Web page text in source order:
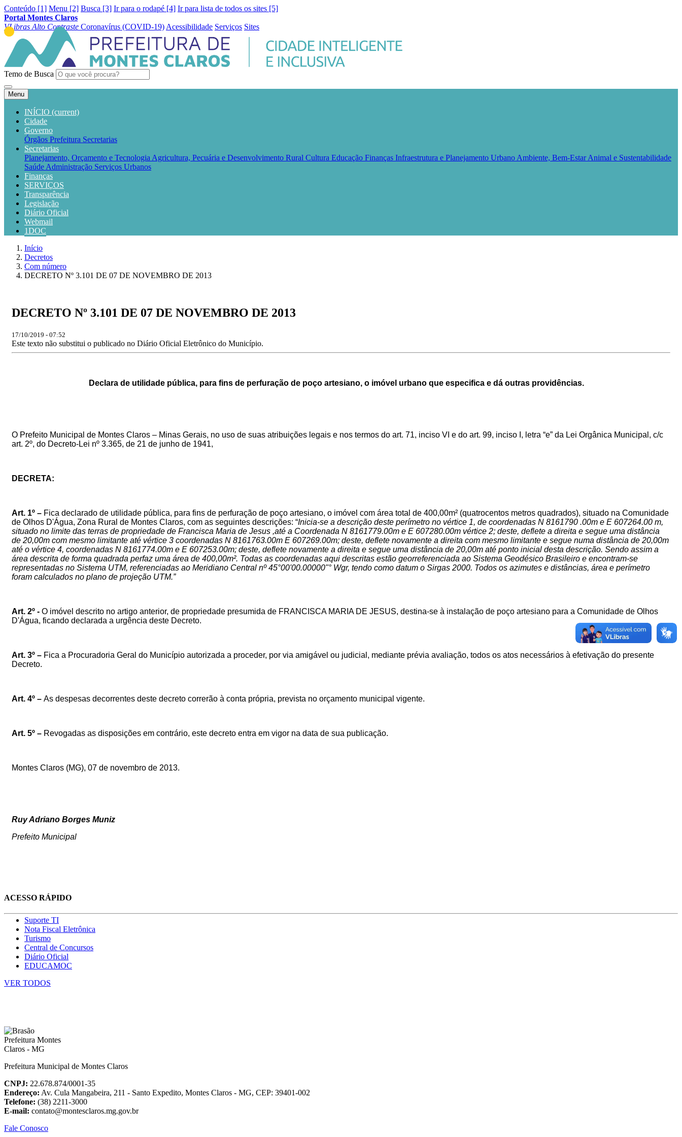
Conteúdo [1] Menu [2] Busca [3] Ir para o rodapé [4] Ir para lista de todos os sites [5]
Portal Montes Claros
VLibras Alto Contraste Coronavírus (COVID-19) Acessibilidade Serviços Sites
Temo de Busca
Menu
INÍCIO (current)
Cidade
Governo
Órgãos Prefeitura Secretarias
Secretarias
Planejamento, Orçamento e Tecnologia Agricultura, Pecuária e Desenvolvimento Rural Cultura Educação Finanças Infraestrutura e Planejamento Urbano Ambiente, Bem-Estar Animal e Sustentabilidade
Saúde Administração Serviços Urbanos
Finanças
SERVIÇOS
Transparência
Legislação
Diário Oficial
Webmail
1DOC
Início
Decretos
Com número
DECRETO Nº 3.101 DE 07 DE NOVEMBRO DE 2013
DECRETO Nº 3.101 DE 07 DE NOVEMBRO DE 2013
17/10/2019 - 07:52
Este texto não substitui o publicado no Diário Oficial Eletrônico do Município.
Declara de utilidade pública, para fins de perfuração de poço artesiano, o imóvel urbano que especifica e dá outras providências.
O Prefeito Municipal de Montes Claros – Minas Gerais, no uso de suas atribuições legais e nos termos do art. 71, inciso VI e do art. 99, inciso I, letra “e” da Lei Orgânica Municipal, c/c
art. 2º, do Decreto-Lei nº 3.365, de 21 de junho de 1941,
DECRETA:
Art. 1º – Fica declarado de utilidade pública, para fins de perfuração de poço artesiano, o imóvel com área total de 400,00m² (quatrocentos metros quadrados), situado na Comunidade
de Olhos D'Água, Zona Rural de Montes Claros, com as seguintes descrições: “Inicia-se a descrição deste perímetro no vértice 1, de coordenadas N 8161790 .00m e E 607264.00 m,
situado no limite das terras de propriedade de Francisca Maria de Jesus ,até a Coordenada N 8161779.00m e E 607280.00m vértice 2; deste, deflete a direita e segue uma distância
de 20,00m com mesmo limitante até vértice 3 coordenadas N 8161763.00m E 607269.00m; deste, deflete novamente a direita com mesmo limitante e segue numa distância de 20,00m
até o vértice 4, coordenadas N 8161774.00m e E 607253.00m; deste, deflete novamente a direita e segue uma distância de 20,00m até ponto inicial desta descrição. Sendo assim a
área descrita de forma quadrada perfaz uma área de 400,00m². Todas as coordenadas aqui descritas estão georreferenciada ao Sistema Geodésico Brasileiro e encontram-se
representadas no Sistema UTM, referenciadas ao Meridiano Central nº 45°00'00.00000"° Wgr, tendo como datum o Sirgas 2000. Todos os azimutes e distâncias, área e perímetro
foram calculados no plano de projeção UTM.”
Art. 2º - O imóvel descrito no artigo anterior, de propriedade presumida de FRANCISCA MARIA DE JESUS, destina-se à instalação de poço artesiano para a Comunidade de Olhos
D'Água, ficando declarada a urgência deste Decreto.
Art. 3º – Fica a Procuradoria Geral do Município autorizada a proceder, por via amigável ou judicial, mediante prévia avaliação, todos os atos necessários à efetivação do presente
Decreto.
Art. 4º – As despesas decorrentes deste decreto correrão à conta própria, prevista no orçamento municipal vigente.
Art. 5º – Revogadas as disposições em contrário, este decreto entra em vigor na data de sua publicação.
Montes Claros (MG), 07 de novembro de 2013.
RuyAdriano Borges Muniz
Prefeito Municipal
ACESSO RÁPIDO
Suporte TI
Nota Fiscal Eletrônica
Turismo
Central de Concursos
Diário Oficial
EDUCAMOC
VER TODOS
Prefeitura Municipal de Montes Claros
CNPJ: 22.678.874/0001-35
Endereço: Av. Cula Mangabeira, 211 - Santo Expedito, Montes Claros - MG, CEP: 39401-002
Telefone: (38) 2211-3000
E-mail: contato@montesclaros.mg.gov.br
Fale Conosco